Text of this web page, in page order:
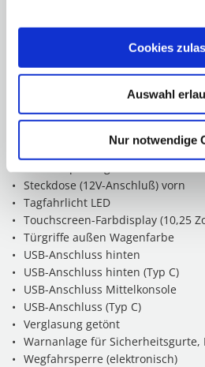
Cookies
Auswahl
Nur notwendige
Service-System: Online Update
Service-System: Remote Services
Servolenkung
Sicherheitsgurte vorn
Sitz vorn links höhenverstellbar
Sitzbezug / Polsterung: Stoff
Sitzheizung vorn
Sonnenblenden mit Spiegel
Steckdose (12V-Anschluß) vorn
Tagfahrlicht LED
Touchscreen-Farbdisplay (10,25
Türgriffe außen Wagenfarbe
USB-Anschluss hinten
USB-Anschluss hinten (Typ C)
USB-Anschluss Mittelkonsole
USB-Anschluss (Typ C)
Verglasung getönt
Warnanlage für Sicherheitsgurte,
Wegfahrsperre (elektronisch)